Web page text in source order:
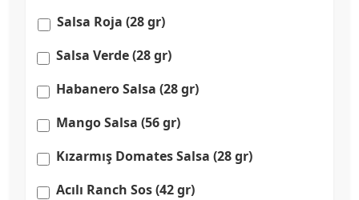
Salsa Roja (28 gr)
Salsa Verde (28 gr)
Habanero Salsa (28 gr)
Mango Salsa (56 gr)
Kızarmış Domates Salsa (28 gr)
Acılı Ranch Sos (42 gr)